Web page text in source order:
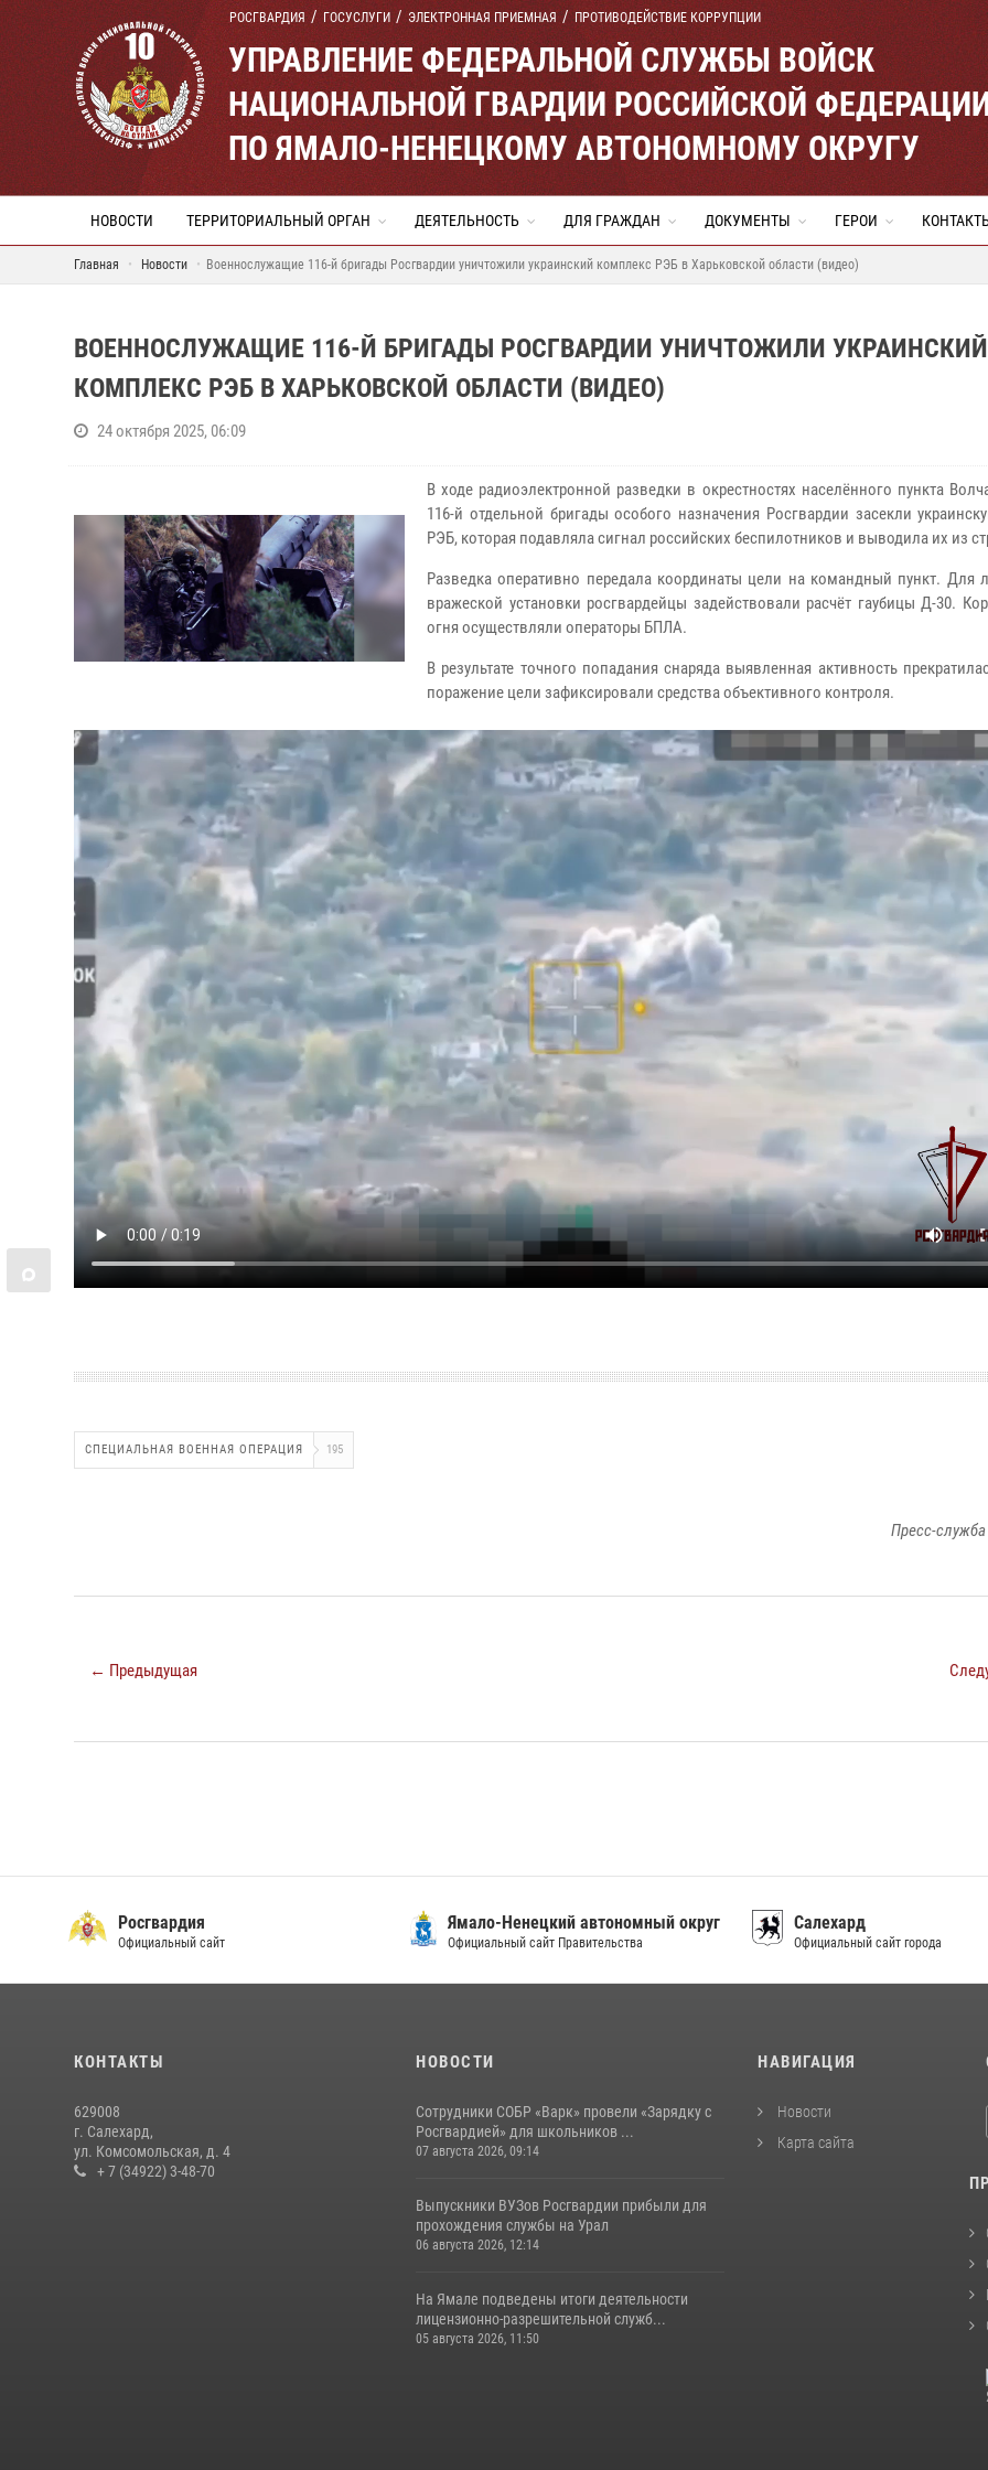
РОСГВАРДИЯ ГОСУСЛУГИ ЭЛЕКТРОННАЯ ПРИЕМНАЯ ПРОТИВОДЕЙСТВИЕ КОРРУПЦИИ
УПРАВЛЕНИЕ ФЕДЕРАЛЬНОЙ СЛУЖБЫ ВОЙСК
НАЦИОНАЛЬНОЙ ГВАРДИИ РОССИЙСКОЙ
ПО ЯМАЛО-НЕНЕЦКОМУ АВТОНОМНОМУ ОКРУГУ
НОВОСТИ ТЕРРИТОРИАЛЬНЫЙ ОРГАН ДЕЯТЕЛЬНОСТЬ ДЛЯ ГРАЖДАН ДОКУМЕНТЫ ГЕРОИ
Главная Новости Военнослужащие 116-й бригады Росгвардии уничтожили украинский комплекс РЭБ в Харьковской области (видео)
ВОЕННОСЛУЖАЩИЕ 116-Й БРИГАДЫ РОСГВАРДИИ УНИЧТОЖИЛИ УКРАИНСКИЙ
КОМПЛЕКС РЭБ В ХАРЬКОВСКОЙ ОБЛАСТИ (ВИДЕО)
24 октября 2025, 06:09
В ходе радиоэлектронной разведки в окрестностях населённого пункта
116-й отдельной бригады особого назначения Росгвардии засекли
РЭБ, которая подавляла сигнал российских беспилотников и выводила их из
Разведка оперативно передала координаты цели на командный пункт. Для
вражеской установки росгвардейцы задействовали расчёт гаубицы Д-30.
огня осуществляли операторы БПЛА.
В результате точного попадания снаряда выявленная активность
поражение цели зафиксировали средства объективного контроля.
СПЕЦИАЛЬНАЯ ВОЕННАЯ ОПЕРАЦИЯ 195
Пресс-служба
← Предыдущая
Росгвардия
Официальный сайт
Ямало-Ненецкий автономный округ
Официальный сайт Правительства
Салехард
Официальный сайт города
КОНТАКТЫ
629008
г. Салехард,
ул. Комсомольская, д. 4
+ 7 (34922) 3-48-70
НОВОСТИ
Сотрудники СОБР «Варк» провели «Зарядку с
Росгвардией» для школьников ...
07 августа 2026, 09:14
Выпускники ВУЗов Росгвардии прибыли для
прохождения службы на Урал
06 августа 2026, 12:14
На Ямале подведены итоги деятельности
лицензионно-разрешительной служб...
05 августа 2026, 11:50
НАВИГАЦИЯ
Новости
Карта сайта